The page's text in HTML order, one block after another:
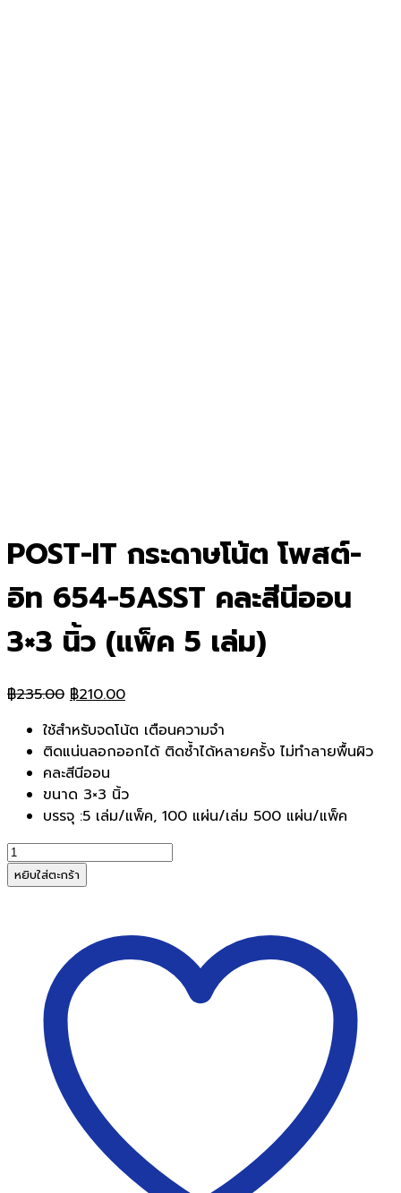
POST-IT กระดาษโน้ต โพสต์-
อิท 654-5ASST คละสีนีออน
3×3 นิ้ว (แพ็ค 5 เล่ม)
฿235.00 Original
was:
฿235.00.
฿210.00Current
is:
฿210.00.
ใช้สำหรับจดโน้ต เตือนความจำ
ติดแน่นลอกออกได้ ติดซ้ำได้หลายครั้ง ไม่ทำลายพื้นผิว
คละสีนีออน
ขนาด 3×3 นิ้ว
บรรจุ :5 เล่ม/แพ็ค, 100 แผ่น/เล่ม 500 แผ่น/แพ็ค
จำนวน
POST-
IT
5ASST
หยิบใส่ตะกร้า